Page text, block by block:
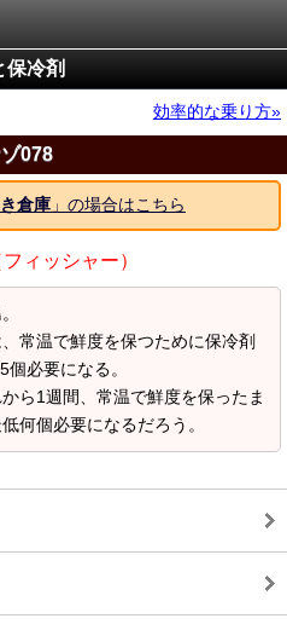
保冷剤
効率的な乗り方
078
倉庫 」の場合はこちら
ィッシャー）
常温で鮮度を保つために保冷剤
必要になる。
ら1週間、常温で鮮度を保ったま
何個必要になるだろう。